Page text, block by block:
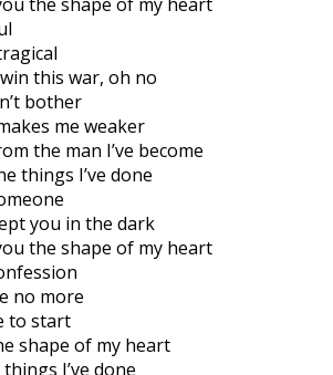
this war, oh no
bother
me weaker
the man I’ve become
things I’ve done
you in the dark
the shape of my heart
no more
to start
shape of my heart
things I’ve done